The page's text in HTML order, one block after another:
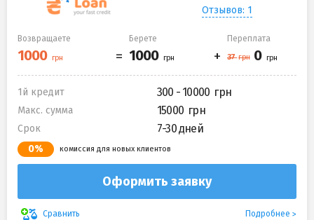
Отзывов: 1
Возвращаете Берете Переплата
1й кредит 300 - 10000
Макс. сумма 15000
Срок 7-30 дней
0% комиссия для новых клиентов
Оформить заявку
Сравнить Подробнее